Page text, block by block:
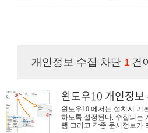
개인정보 수집 차단 1 건
윈도우10 개인정
윈도우10 에서는 설치시 기
하도록 설정된다. 수집되는
램 그리고 각종 문서정보가